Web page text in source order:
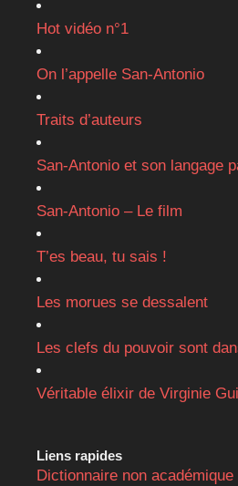
Hot vidéo n°1
On l’appelle San-Antonio
Traits d’auteurs
San-Antonio et son langage
San-Antonio – Le film
T’es beau, tu sais !
Les morues se dessalent
Les clefs du pouvoir sont
Véritable élixir de Virginie
Liens rapides
Dictionnaire non académique